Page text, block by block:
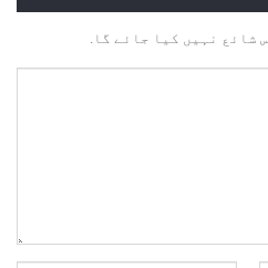
شائع نہیں کیا جائے گا.